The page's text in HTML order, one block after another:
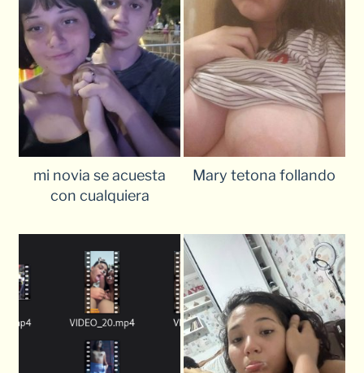
mi novia se acuesta
con cualquiera
Mary tetona follando